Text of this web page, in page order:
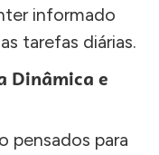
informado
tarefas diárias.
Dinâmica e
pensados para